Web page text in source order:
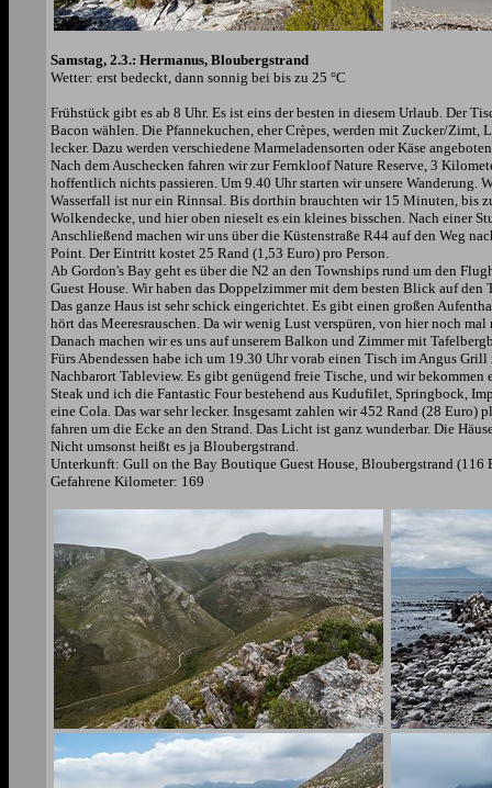
Samstag, 2.3.: Hermanus, Bloubergstrand
Wetter: erst bedeckt, dann sonnig bei bis zu 25 °C
Frühstück gibt es ab 8 Uhr. Es ist eins der besten in diesem Urlaub. Der
Bacon wählen. Die Pfannekuchen, eher Crèpes, werden mit Zucker/
lecker. Dazu werden verschiedene Marmeladensorten oder Käse
Nach dem Auschecken fahren wir zur Fernkloof Nature Reserve, 3
hoffentlich nichts passieren. Um 9.40 Uhr starten wir unsere Wanderung.
Wasserfall ist nur ein Rinnsal. Bis dorthin brauchten wir 15 Minuten, bis
Wolkendecke, und hier oben nieselt es ein kleines bisschen. Nach einer
Anschließend machen wir uns über die Küstenstraße R44 auf den Weg
Point. Der Eintritt kostet 25 Rand (1,53 Euro) pro Person.
Ab Gordon's Bay geht es über die N2 an den Townships rund um den
Guest House. Wir haben das Doppelzimmer mit dem besten Blick auf
Das ganze Haus ist sehr schick eingerichtet. Es gibt einen großen
hört das Meeresrauschen. Da wir wenig Lust verspüren, von hier noch
Danach machen wir es uns auf unserem Balkon und Zimmer mit
Fürs Abendessen habe ich um 19.30 Uhr vorab einen Tisch im Angus
Nachbarort Tableview. Es gibt genügend freie Tische, und wir
Steak und ich die Fantastic Four bestehend aus Kudufilet, Springbock,
eine Cola. Das war sehr lecker. Insgesamt zahlen wir 452 Rand (28
fahren um die Ecke an den Strand. Das Licht ist ganz wunderbar. Die
Nicht umsonst heißt es ja Bloubergstrand.
Unterkunft: Gull on the Bay Boutique Guest House, Bloubergstrand (116
Gefahrene Kilometer: 169